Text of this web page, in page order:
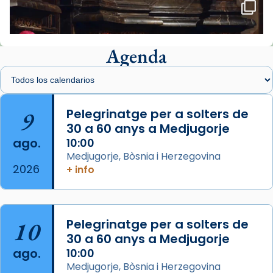
🔗tinyurl.com/cvu5jmbk
📸 J. Merino
de Barcelona.
2 weeks ago
Aquest dilluns, 27 de juliol, ha tingut lloc la
missa d’acció de gràcies en agraïment al
comitè organitzador de la visita apostòlica
del Sant Pare Lleó XIV a Barcelona, i als
col·laboradors, a la Catedral de Barcelona.
L’arquebisbe de Barcelona, el cardenal Joan
Josep Omella, ha presidit la missa i l’ha
concelebrat el bisbe auxiliar de Barcelona,
Agenda
9
ago.
2026
Pelegrinatge per a solters de
30 a 60 anys a Medjugorje
10:00
Medjugorje, Bòsnia i Herzegovina
+ info
10
ago.
Pelegrinatge per a solters de
30 a 60 anys a Medjugorje
10:00
Medjugorje, Bòsnia i Herzegovina